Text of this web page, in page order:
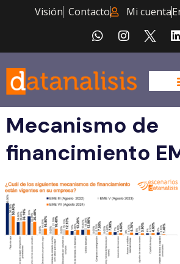
Visión Contacto Mi cuenta
Mecanismo de
financimiento